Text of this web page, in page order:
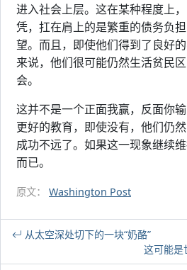
进入社会上层。这在某种程度上
凭，扛在肩上的是繁重的债务负
望。而且，即使他们得到了良好
来说，他们很可能仍然生活贫民
会。
这并不是一个正面我赢，反面你
更好的教育，即使没有，他们仍
成功不远了。如果这一现象继续
而已。
原文： Washington Post
从太空深处切下的一块“奶酪”
这可能是